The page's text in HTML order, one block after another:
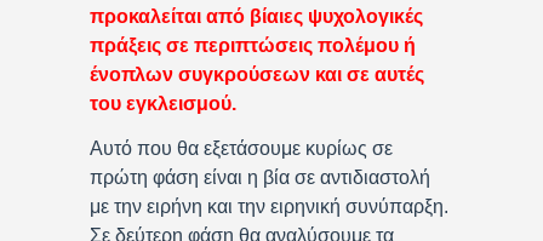
προκαλείται από βίαιες ψυχολογικές
πράξεις σε περιπτώσεις πολέμου ή
ένοπλων συγκρούσεων και σε αυτές
του εγκλεισμού.
Αυτό που θα εξετάσουμε κυρίως σε
πρώτη φάση είναι η βία σε αντιδιαστολή
με την ειρήνη και την ειρηνική συνύπαρξη.
Σε δεύτερη φάση θα αναλύσουμε τα